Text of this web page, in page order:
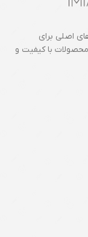
اصلی برای
با کیفیت و